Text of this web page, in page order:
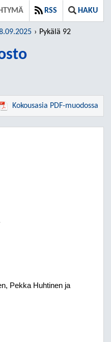
RSS HAKU
Pykälä 92
Kokousasia PDF-muodossa
Pekka Huhtinen ja